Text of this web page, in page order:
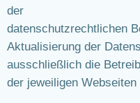
der
datenschutzrechtlichen
Aktualisierung der
ausschließlich die
der jeweiligen